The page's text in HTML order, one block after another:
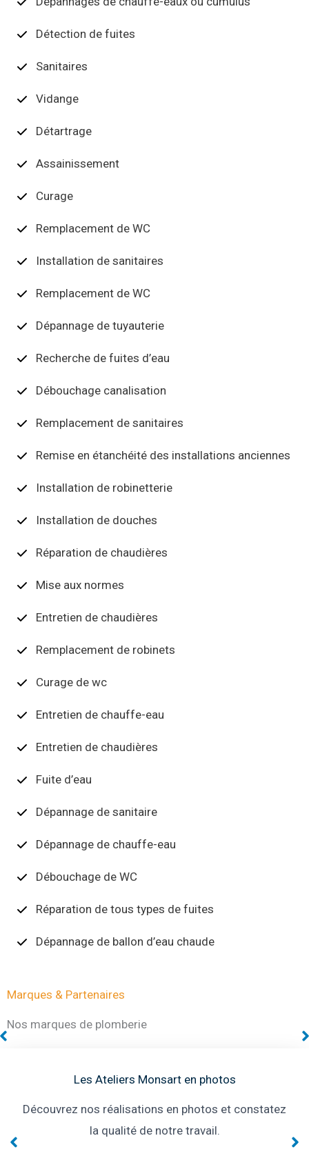
Détection de fuites
Sanitaires
Vidange
Détartrage
Assainissement
Curage
Remplacement de WC
Installation de sanitaires
Remplacement de WC
Dépannage de tuyauterie
Recherche de fuites d’eau
Débouchage canalisation
Remplacement de sanitaires
Remise en étanchéité des installations anciennes
Installation de robinetterie
Installation de douches
Réparation de chaudières
Mise aux normes
Entretien de chaudières
Remplacement de robinets
Curage de wc
Entretien de chauffe-eau
Entretien de chaudières
Fuite d’eau
Dépannage de sanitaire
Dépannage de chauffe-eau
Débouchage de WC
Réparation de tous types de fuites
Dépannage de ballon d’eau chaude
Marques & Partenaires
Nos marques de plomberie
Les Ateliers Monsart en photos
Découvrez nos réalisations en photos et constatez
la qualité de notre travail.